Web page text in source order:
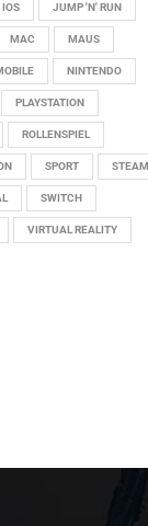
IOS JUMP 'N' RUN
MAC MAUS
NINTENDO
PLAYSTATION
ROLLENSPIEL
SPORT STEAM
SWITCH
VIRTUAL REALITY